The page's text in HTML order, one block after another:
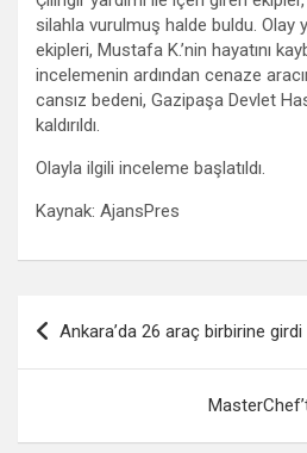
silahla vurulmuş halde buldu. Olay
ekipleri, Mustafa K.’nin hayatını
incelemenin ardından cenaze
cansız bedeni, Gazipaşa Devlet
kaldırıldı.
Olayla ilgili inceleme başlatıldı.
Kaynak: AjansPres
Yazı
gezinmesi
Ankara’da 26 araç birbirine girdi